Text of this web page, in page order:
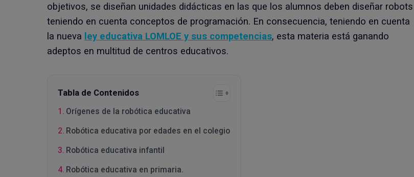
objetivos, se diseñan unidades didácticas en las que los alumnos deben diseñar robots
teniendo en cuenta conceptos de programación. En consecuencia, teniendo en cuenta
la nueva ley educativa LOMLOE y sus competencias, esta materia está ganando
adeptos en multitud de centros educativos.
Tabla de Contenidos
Orígenes de la robótica educativa
Robótica educativa por edades en el colegio
Robótica educativa infantil
Robótica educativa en primaria.